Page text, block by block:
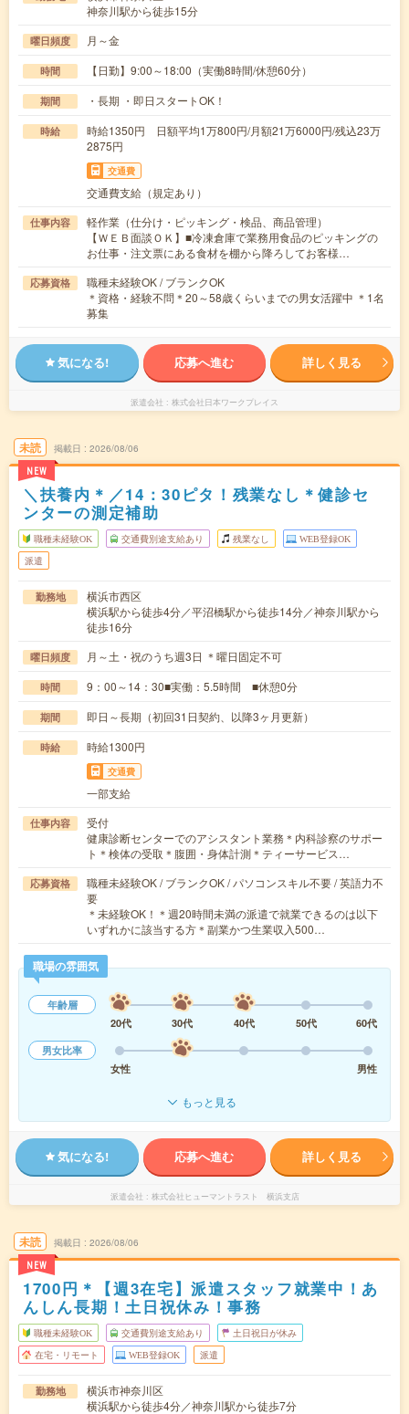
神奈川駅から徒歩15分
曜日頻度 月～金
時間 【日勤】9:00～18:00（実働8時間/休憩60分）
期間 ・長期 ・即日スタートOK！
時給
時給1350円 日額平均1万800円/月額21万6000円/残込23万
2875円
交通費
交通費支給（規定あり）
仕事内容
軽作業（仕分け・ピッキング・検品、商品管理）
【ＷＥＢ面談ＯＫ】■冷凍倉庫で業務用食品のピッキングの
お仕事・注文票にある食材を棚から降ろしてお客様…
応募資格
職種未経験OK / ブランクOK
＊資格・経験不問＊20～58歳くらいまでの男女活躍中 ＊1名
募集
気になる! 応募へ進む 詳しく見る
派遣会社 株式会社日本ワークプレイス
未読
NEW
掲載日 2026/08/06
＼扶養内＊／14：30ピタ！残業なし＊健診セ
ンターの測定補助
職種未経験OK 交通費別途支給あり 残業なし WEB登録OK
派遣
勤務地
横浜市西区
横浜駅から徒歩4分／平沼橋駅から徒歩14分／神奈川駅から
徒歩16分
曜日頻度 月～土・祝のうち週3日 ＊曜日固定不可
時間 9：00～14：30■実働：5.5時間 ■休憩0分
期間 即日～長期（初回31日契約、以降3ヶ月更新）
時給 時給1300円
交通費
一部支給
仕事内容
受付
健康診断センターでのアシスタント業務＊内科診察のサポー
ト＊検体の受取＊腹囲・身体計測＊ティーサービス…
応募資格
職種未経験OK / ブランクOK / パソコンスキル不要 / 英語力不
要
＊未経験OK！＊週20時間未満の派遣で就業できるのは以下
いずれかに該当する方＊副業かつ生業収入500…
職場の雰囲気
年齢層
20代
30代 40代 50代
60代
男女比率
女性
男性
もっと見る
気になる! 応募へ進む 詳しく見る
派遣会社 株式会社ヒューマントラスト 横浜支店
未読
NEW
掲載日 2026/08/06
1700円＊【週3在宅】派遣スタッフ就業中！あ
んしん長期！土日祝休み！事務
職種未経験OK 交通費別途支給あり 土日祝日が休み
在宅・リモート WEB登録OK 派遣
勤務地
横浜市神奈川区
横浜駅から徒歩4分／神奈川駅から徒歩7分